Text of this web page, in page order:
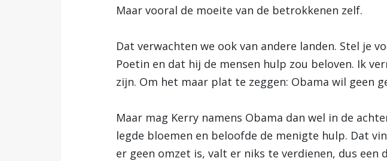
Maar vooral de moeite van de betrokkenen zelf.
Dat verwachten we ook van andere landen. Stel je
Poetin en dat hij de mensen hulp zou beloven. Ik
zijn. Om het maar plat te zeggen: Obama wil geen
Maar mag Kerry namens Obama dan wel in de
legde bloemen en beloofde de menigte hulp. Dat
er geen omzet is, valt er niks te verdienen, dus